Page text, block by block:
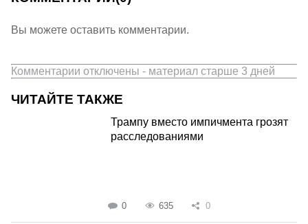
Вы можете оставить комментарии.
Комментарии отключены - материал старше 3 дней
ЧИТАЙТЕ ТАКЖЕ
Трампу вместо импичмента грозят
расследованиями
0 635 0